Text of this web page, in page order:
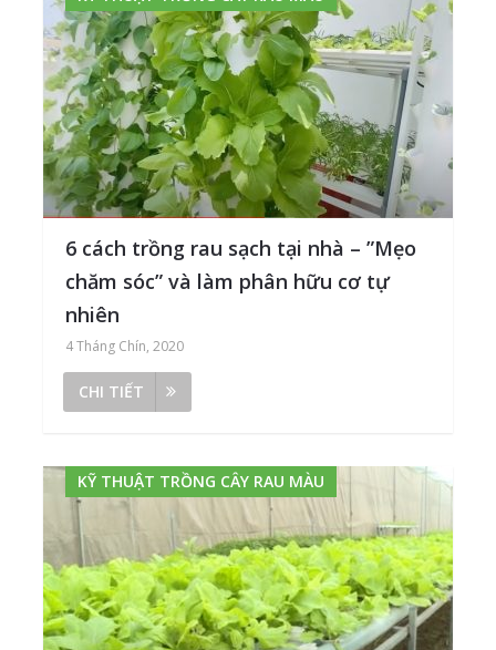
6 cách trồng rau sạch tại nhà – ”Mẹo
chăm sóc” và làm phân hữu cơ tự
nhiên
4 Tháng Chín, 2020
CHI TIẾT
KỸ THUẬT TRỒNG CÂY RAU MÀU